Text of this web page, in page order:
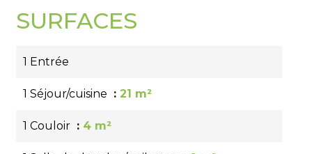
SURFACES
1 Entrée
1 Séjour/cuisine 21 m²
1 Couloir 4 m²